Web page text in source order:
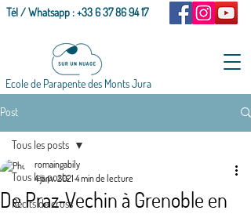
Tél / Whatsapp :+33 6 37 86 94 17
Ecole de Parapente des Monts Jura
Post
Tous les posts
Récits de cross
Tous les posts
De Praz-Vechin à Grenoble en
romaingabily
4 janv. 2021 4 min de lecture